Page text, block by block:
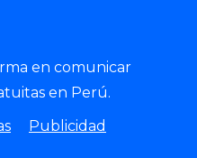
en comunicar
en Perú.
Publicidad